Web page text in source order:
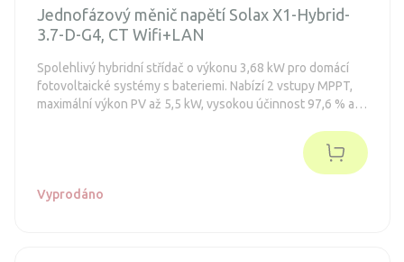
Jednofázový měnič napětí Solax X1-Hybrid-
3.7-D-G4, CT Wifi+LAN
Spolehlivý hybridní střídač o výkonu 3,68 kW pro domácí
fotovoltaické systémy s bateriemi. Nabízí 2 vstupy MPPT,
maximální výkon PV až 5,5 kW, vysokou účinnost 97,6 % a
Vyprodáno